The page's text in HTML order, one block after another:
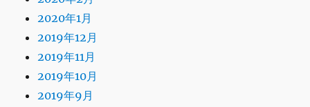
2020年1月
2019年12月
2019年11月
2019年10月
2019年9月